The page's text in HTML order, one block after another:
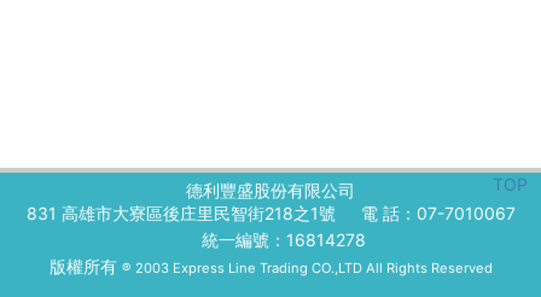
TOP
德利豐盛股份有限公司
831 高雄市大寮區後庄里民智街218之1號
電 話：07-7010067
統一編號：16814278
版權所有 ® 2003 Express Line Trading CO.,LTD All Rights Reserved